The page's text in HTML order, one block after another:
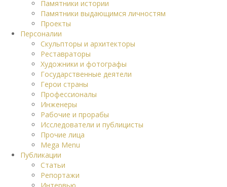
Памятники истории
Памятники выдающимся личностям
Проекты
Персоналии
Скульпторы и архитекторы
Реставраторы
Художники и фотографы
Государственные деятели
Герои страны
Профессионалы
Инженеры
Рабочие и прорабы
Исследователи и публицисты
Прочие лица
Mega Menu
Публикации
Статьи
Репортажи